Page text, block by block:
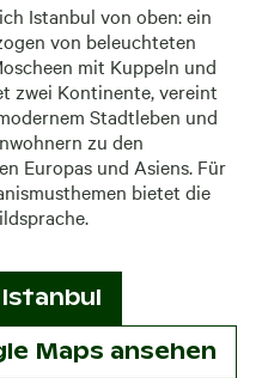
Istanbul von oben: ein
von beleuchteten
mit Kuppeln und
zwei Kontinente, vereint
Stadtleben und
zu den
Europas und Asiens. Für
bietet die
Istanbul
Maps ansehen